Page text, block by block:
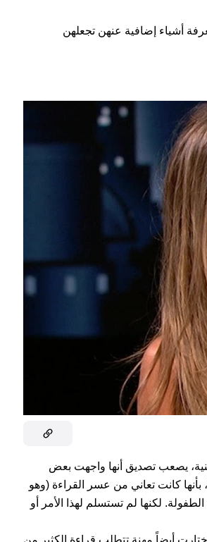
أشياء إضافية عنهن تجعلهن
يصعب تصديق أنها واجهت بعض
الممثلة، في عام 2015، بأنها كانت تعاني من عسر القراءة (وهو
لكنها لم تستسلم لهذا الأمر أو